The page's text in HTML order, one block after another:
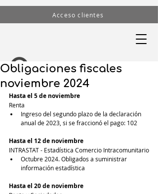
Acceso clientes
Obligaciones fiscales
noviembre 2024
Hasta el 5 de noviembre
Renta
Ingreso del segundo plazo de la declaración
anual de 2023, si se fraccionó el pago: 102
Hasta el 12 de noviembre
INTRASTAT - Estadística Comercio Intracomunitario
Octubre 2024. Obligados a suministrar
información estadística
Hasta el 20 de noviembre